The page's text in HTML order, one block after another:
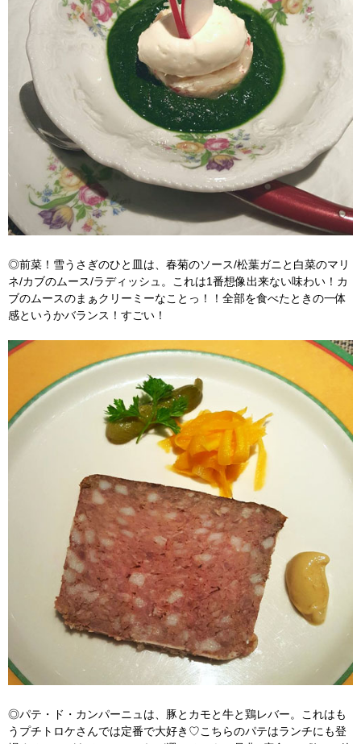
◎前菜！雪うさぎのひと皿は、春菊のソース/松葉ガニと白菜のマリ
ネ/カブのムース/ラディッシュ。これは1番想像出来ない味わい！カ
ブのムースのまぁクリーミーなことっ！！全部を食べたときの一体
感というかバランス！すごい！
◎パテ・ド・カンパーニュは、豚とカモと牛と鶏レバー。これはも
うプチトロケさんでは定番で大好き♡こちらのパテはランチにも登